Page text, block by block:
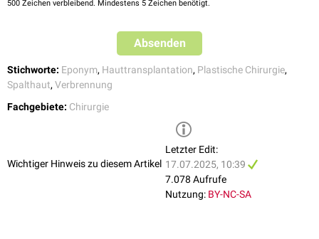
anschließend von selbst ab.
Reepithelialisierungder gedeckten Wunde ist je
nach Expansionsverhältnis in 2 bis 6 Wochen zu rechnen.
500 Zeichen verbleibend. Mindestens 5 Zeichen benötigt.
Absenden
Stichworte: Eponym, Hauttransplantation, Plastische Chirurgie,
Spalthaut, Verbrennung
Fachgebiete: Chirurgie
Wichtiger Hinweis zu diesem Artikel
Letzter Edit:
17.07.2025, 10:39
7.078 Aufrufe
Nutzung: BY-NC-SA